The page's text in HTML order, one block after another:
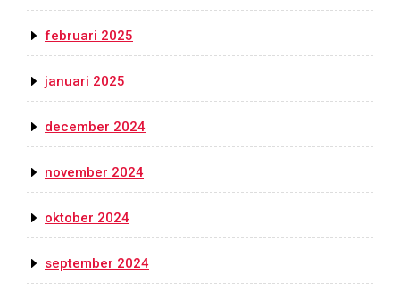
februari 2025
januari 2025
december 2024
november 2024
oktober 2024
september 2024